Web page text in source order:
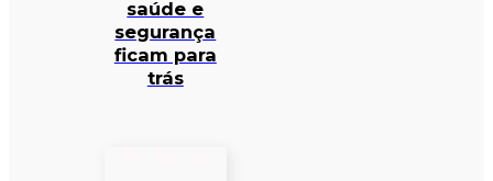
saúde e
segurança
ficam para
trás